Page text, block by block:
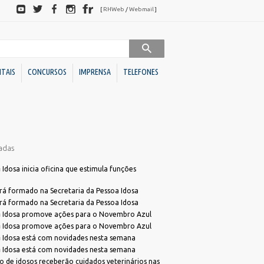
Redes
sociais
[RHWeb /Webmail]
BC Investimentos
Administrativos
Direito
Unidades
Descentralizadas
Declaração de Acessibilidade para Alvará
Dúvidas Alvará
Programa de Cotação Pública
Requerimento Análise de Projetos
Requerimento Habite-se Sanitário
CONCURSOS IMPRENSA TELEFONES
Idosa inicia oficina que estimula funções
formado na Secretaria da Pessoa Idosa
formado na Secretaria da Pessoa Idosa
Idosa promove ações para o Novembro Azul
Idosa promove ações para o Novembro Azul
está com novidades nesta semana
está com novidades nesta semana
de idosos receberão cuidados veterinários nas